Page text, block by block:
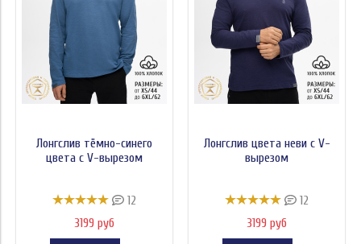
Принт
Комплектация
Состав:
Ширина
Лонгслив тёмно-синего
цвета с V-вырезом
12
3199 руб
Лонгслив цвета неви с V-
вырезом
12
3199 руб